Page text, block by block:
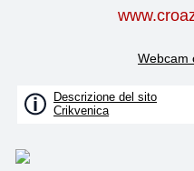
Webcam
Descrizione del sito
Crikvenica